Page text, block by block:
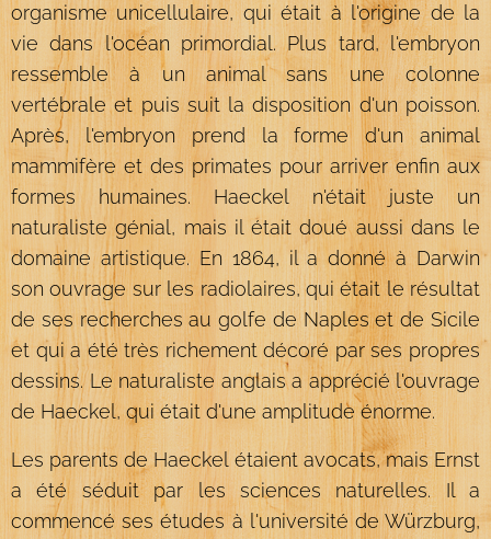
organisme unicellulaire, qui était à l'origine de la
vie dans l'océan primordial. Plus tard, l'embryon
ressemble à un animal sans une colonne
vertébrale et puis suit la disposition d'un poisson.
Après, l'embryon prend la forme d'un animal
mammifère et des primates pour arriver enfin aux
formes humaines. Haeckel n'était juste un
naturaliste génial, mais il était doué aussi dans le
domaine artistique. En 1864, il a donné à Darwin
son ouvrage sur les radiolaires, qui était le résultat
de ses recherches au golfe de Naples et de Sicile
et qui a été très richement décoré par ses propres
dessins. Le naturaliste anglais a apprécié l'ouvrage
de Haeckel, qui était d'une amplitude énorme.
Les parents de Haeckel étaient avocats, mais Ernst
a été séduit par les sciences naturelles. Il a
commencé ses études à l'université de Würzburg,